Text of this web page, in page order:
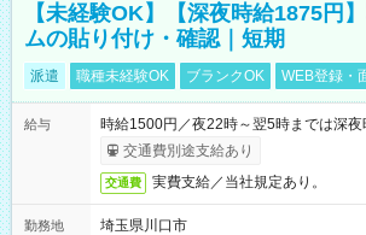
【未経験OK】【深夜時給1875円
ムの貼り付け・確認｜短期
派遣 職種未経験OK ブランクOK WEB登録・
給与
時給1500円／夜22時～翌5時までは深夜
交通費別途支給あり
交通費 実費支給／当社規定あり。
勤務地
埼玉県川口市